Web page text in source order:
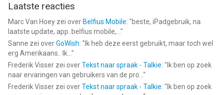
Laatste reacties
Marc Van Hoey zei over Belfius Mobile: "beste, iPadgebruik, na
laatste update, app. belfius mobile,... "
Sanne zei overGoWish: " Ik heb deze eerst gebruikt, maar toch wel
erg Amerikaans.. Ik... "
Frederik Visser zei overTekst naar spraak - Talkie: " Ik ben op zoek
naar ervaringen van gebruikers van de pro... "
Frederik Visser zei overTekst naar spraak - Talkie: " Ik ben op zoek